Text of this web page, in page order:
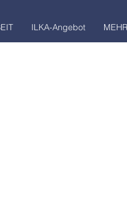
ILKA-Angebot MEHR